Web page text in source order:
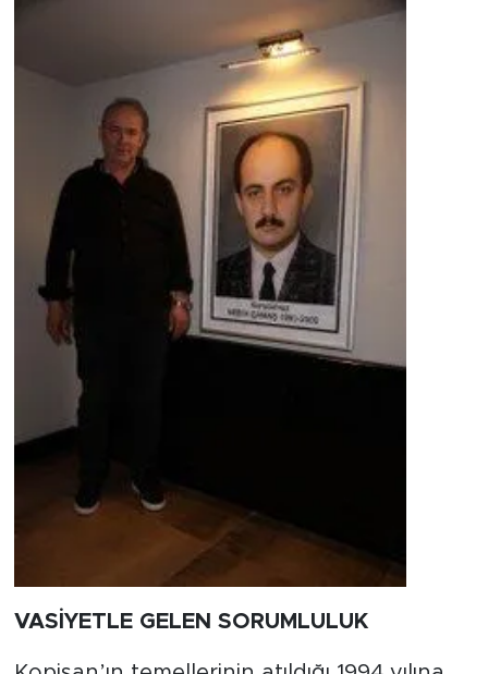
VASİYETLE GELEN SORUMLULUK